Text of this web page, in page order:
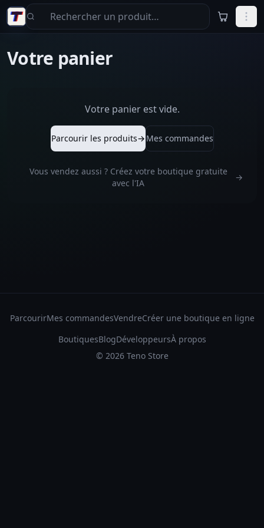
Aller au contenu principal
Votre panier
Votre panier est vide.
Parcourir les produits→ Mes commandes
Vous vendez aussi ? Créez votre boutique gratuite
avec l'IA
→
ParcourirMes commandesVendreCréer une boutique en ligne
BoutiquesBlogDéveloppeursÀ propos
© 2026 Teno Store